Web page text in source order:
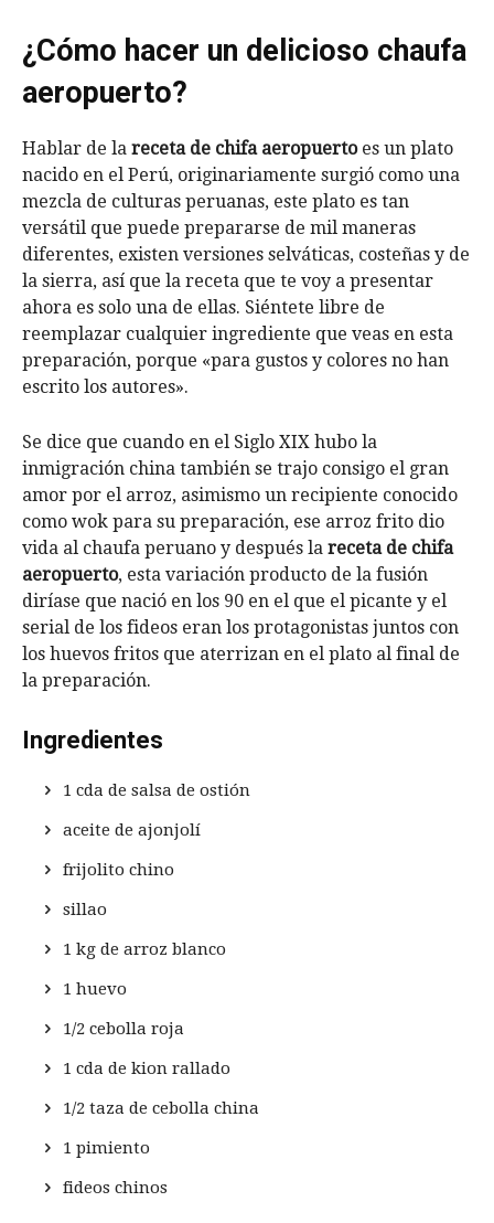
¿Cómo hacer un delicioso chaufa
aeropuerto?
Hablar de la receta de chifa aeropuertoes un plato
nacido en el Perú, originariamente surgió como una
mezcla de culturas peruanas, este plato es tan
versátil que puede prepararse de mil maneras
diferentes, existen versiones selváticas, costeñas y de
la sierra, así que la receta que te voy a presentar
ahora es solo una de ellas. Siéntete libre de
reemplazar cualquier ingrediente que veas en esta
preparación, porque «para gustos y colores no han
escrito los autores».
Se dice que cuando en el Siglo XIX hubo la
inmigración china también se trajo consigo el gran
amor por el arroz, asimismo un recipiente conocido
como wok para su preparación, ese arroz frito dio
vida al chaufa peruano y después la receta de chifa
aeropuerto, esta variación producto de la fusión
diríase que nació en los 90 en el que el picante y el
serial de los fideos eran los protagonistas juntos con
los huevos fritos que aterrizan en el plato al final de
la preparación.
Ingredientes
1 cda de salsa de ostión
aceite de ajonjolí
frijolito chino
sillao
1 kg de arroz blanco
1 huevo
1/2 cebolla roja
1 cda de kion rallado
1/2 taza de cebolla china
1 pimiento
fideos chinos